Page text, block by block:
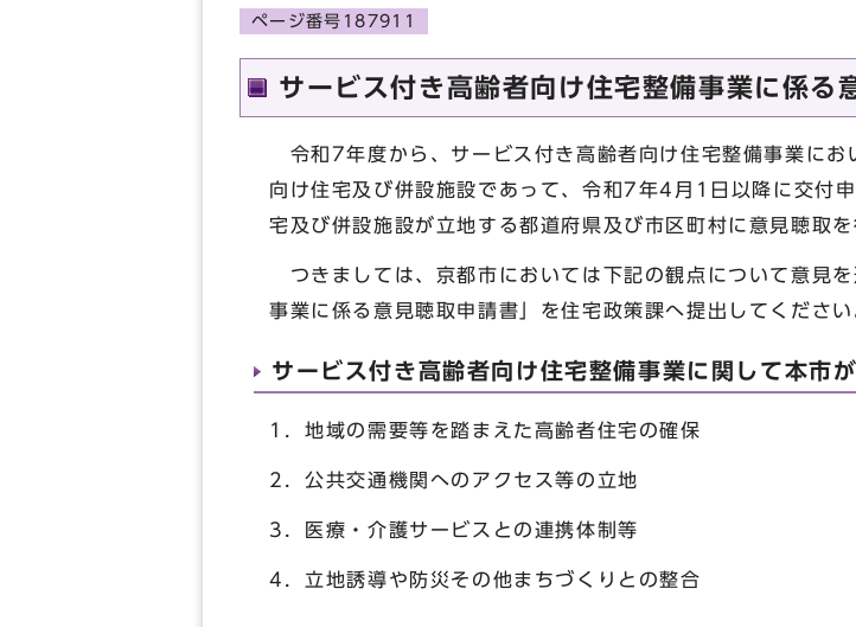
ページ番号187911
サービス付き高齢者向け住宅整備事業に係る
令和7年度から、サービス付き高齢者向け住宅整備事業にお
向け住宅及び併設施設であって、令和7年4月1日以降に交付
宅及び併設施設が立地する都道府県及び市区町村に意見聴取
つきましては、京都市においては下記の観点について意見
事業に係る意見聴取申請書」を住宅政策課へ提出してください
サービス付き高齢者向け住宅整備事業に関して本市
1．地域の需要等を踏まえた高齢者住宅の確保
2．公共交通機関へのアクセス等の立地
3．医療・介護サービスとの連携体制等
4．立地誘導や防災その他まちづくりとの整合